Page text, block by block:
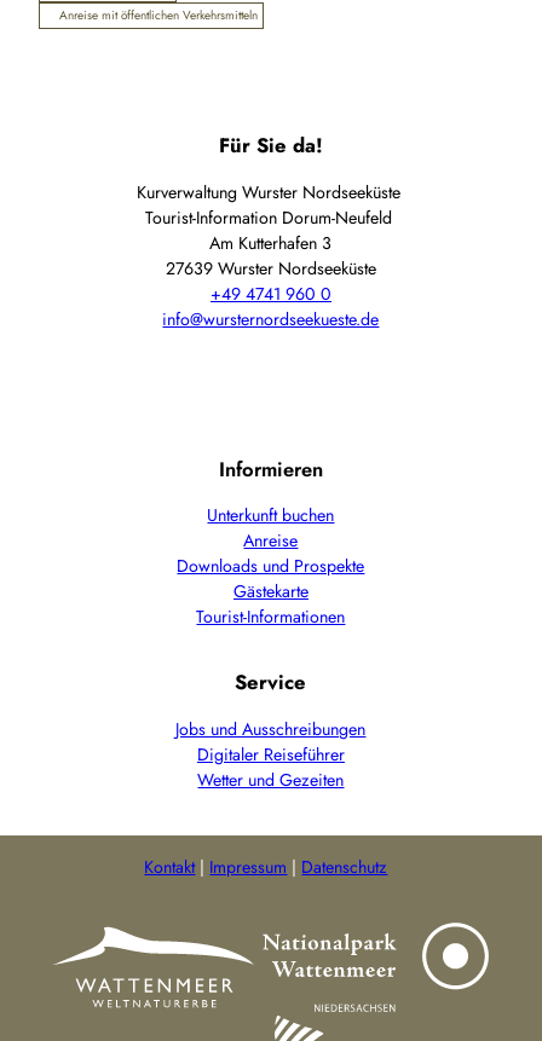
Anreise mit öffentlichen Verkehrsmitteln
Für Sie da!
Kurverwaltung Wurster Nordseeküste
Tourist-Information Dorum-Neufeld
Am Kutterhafen 3
27639 Wurster Nordseeküste
+49 4741 960 0
info@wursternordseekueste.de
Informieren
Unterkunft buchen
Anreise
Downloads und Prospekte
Gästekarte
Tourist-Informationen
Service
Jobs und Ausschreibungen
Digitaler Reiseführer
Wetter und Gezeiten
Kontakt Impressum Datenschutz